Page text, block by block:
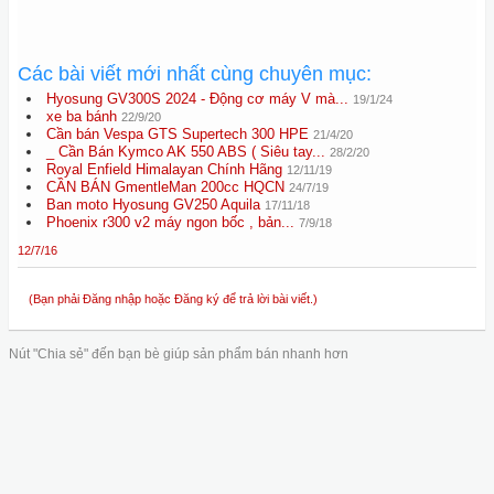
Các bài viết mới nhất cùng chuyên mục:
Hyosung GV300S 2024 - Động cơ máy V mà... 19/1/24
xe ba bánh 22/9/20
Cần bán Vespa GTS Supertech 300 HPE 21/4/20
_ Cần Bán Kymco AK 550 ABS ( Siêu tay... 28/2/20
Royal Enfield Himalayan Chính Hãng 12/11/19
CẦN BÁN GmentleMan 200cc HQCN 24/7/19
Ban moto Hyosung GV250 Aquila 17/11/18
Phoenix r300 v2 máy ngon bốc , bản... 7/9/18
12/7/16
(Bạn phải Đăng nhập hoặc Đăng ký để trả lời bài viết.)
Nút "Chia sẻ" đến bạn bè giúp sản phẩm bán nhanh hơn